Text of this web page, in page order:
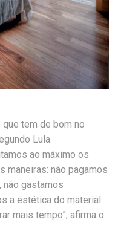
tem de bom no
Lula.
ao máximo os
maneiras: não pagamos
não gastamos
a estética do material
mais tempo”, afirma o